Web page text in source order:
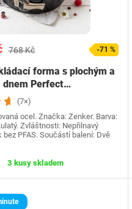
768 Kč -71 %
forma s plochým a
dnem Perfect…
(7×)
ocel. Značka: Zenker. Barva:
Zvláštnosti: Nepřilnavý
bez PFAS. Součástí balení: Dvě
3 kusy skladem